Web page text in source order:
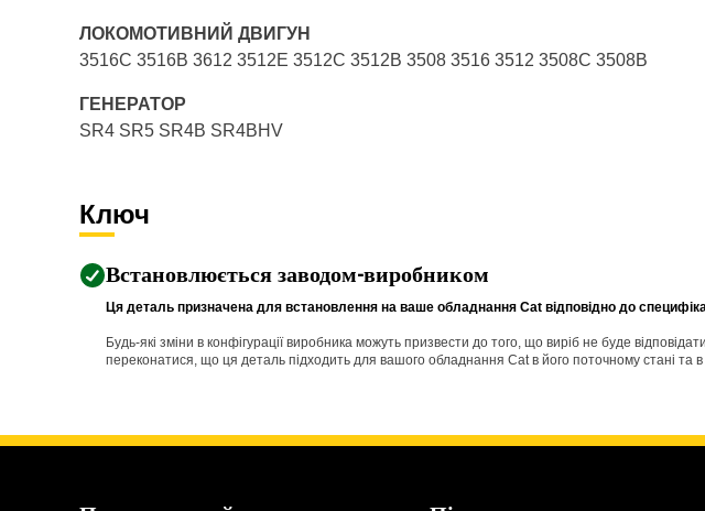
ЛОКОМОТИВНИЙ ДВИГУН
3516C 3516B 3612 3512E 3512C 3512B 3508 3516 3512 3508C 3508B
ГЕНЕРАТОР
SR4 SR5 SR4B SR4BHV
Ключ
Встановлюється заводом-виробником
Ця деталь призначена для встановлення на ваше обладнання Cat відповідно до
Будь-які зміни в конфігурації виробника можуть призвести до того, що виріб не буде
переконатися, що ця деталь підходить для вашого обладнання Cat в його поточному стані та